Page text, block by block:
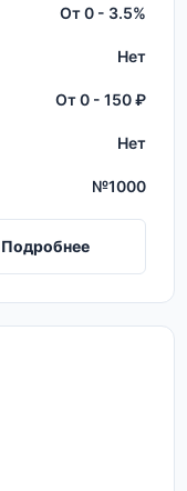
От 0 - 3.5%
Нет
От 0 - 150 ₽
Нет
№1000
Подробнее